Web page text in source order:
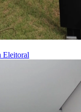
Eleitoral